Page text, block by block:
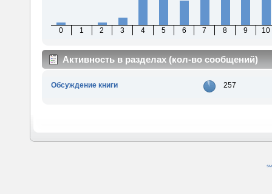
0 1 2 3 4 5 6 7 8 9 10
Активность в разделах (кол-во сообщений)
Обсуждение книги 257